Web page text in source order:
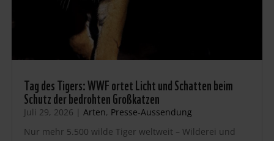
Tag des Tigers: WWF ortet Licht und Schatten beim
Schutz der bedrohten Großkatzen
Juli 29, 2026 | Arten, Presse-Aussendung
Nur mehr 5.500 wilde Tiger weltweit – Wilderei und